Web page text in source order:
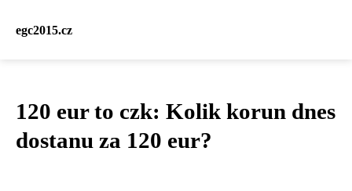
egc2015.cz
120 eur to czk: Kolik korun dnes
dostanu za 120 eur?